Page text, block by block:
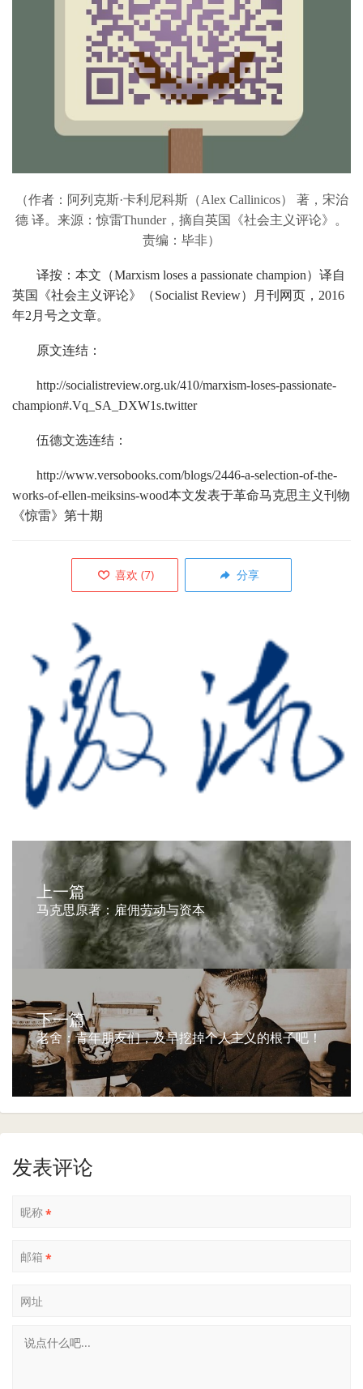
（作者：阿列克斯·卡利尼科斯（Alex Callinicos） 著，宋治
德 译。来源：惊雷Thunder，摘自英国《社会主义评论》
。
责编：毕非）
译按：本文（Marxism loses a passionate champion）译自
英国《社会主义评论》（Socialist Review）月刊网页，2016
年2月号之文章。
原文连结：
http://socialistreview.org.uk/410/marxism-loses-passionate-
champion#.Vq_SA_DXW1s.twitter
伍德文选连结：
http://www.versobooks.com/blogs/2446-a-selection-of-the-
works-of-ellen-meiksins-wood本文发表于革命马克思主义刊物
《惊雷》第十期
喜欢 (7) 分享
上一篇
马克思原著：雇佣劳动与资本
下一篇
老舍：青年朋友们，及早挖掉个人主义的根子吧！
发表评论
昵称*
邮箱 *
网址